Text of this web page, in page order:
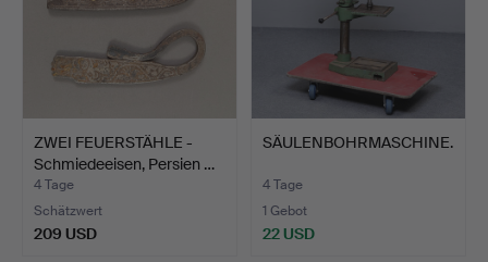
ZWEI FEUERSTÄHLE -
Schmiedeeisen, Persien …
4 Tage
Schätzwert
209 USD
SÄULENBOHRMASCHINE.
4 Tage
1 Gebot
22 USD